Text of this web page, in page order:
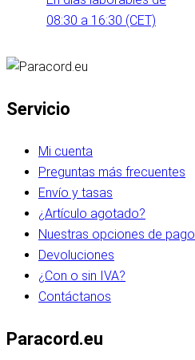
08:30 a 16:30 (CET)
Servicio
Mi cuenta
Preguntas más frecuentes
Envío y tasas
¿Artículo agotado?
Nuestras opciones de pago
Devoluciones
¿Con o sin IVA?
Contáctanos
Paracord.eu